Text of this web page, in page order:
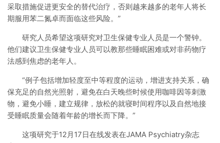
采取措施促进更安全的替代治疗，否则越来越多的老年人将长
期服用苯二氮卓而面临这些风险。”
研究人员希望这项研究对卫生保健专业人员是一个警钟。
他们建议卫生保健专业人员可以教那些睡眠困难或对非药物疗
法感到焦虑的老年人。
“例子包括增加轻度至中等程度的运动，增进支持关系，确
保充足的自然光照射，避免在白天晚些时候使用咖啡因等刺激
物，避免小睡，建立规律，放松的就寝时间程序以及自然地接
受睡眠质量会随着年龄的增长而下降。”
这项研究于12月17日在线发表在JAMA Psychiatry杂志